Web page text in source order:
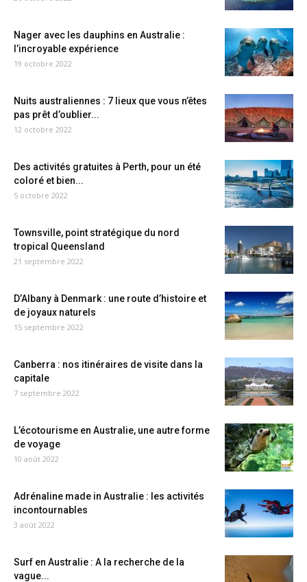
Nager avec les dauphins en Australie :
l’incroyable expérience
19 octobre 2022
Nuits australiennes : 7 lieux que vous n’êtes
pas prêt d’oublier...
12 octobre 2022
Des activités gratuites à Perth, pour un été
coloré et bien...
5 octobre 2022
Townsville, point stratégique du nord
tropical Queensland
21 septembre 2022
D’Albany à Denmark : une route d’histoire et
de joyaux naturels
15 septembre 2022
Canberra : nos itinéraires de visite dans la
capitale
7 septembre 2022
L’écotourisme en Australie, une autre forme
de voyage
10 août 2022
Adrénaline made in Australie : les activités
incontournables
3 août 2022
Surf en Australie : A la recherche de la
vague...